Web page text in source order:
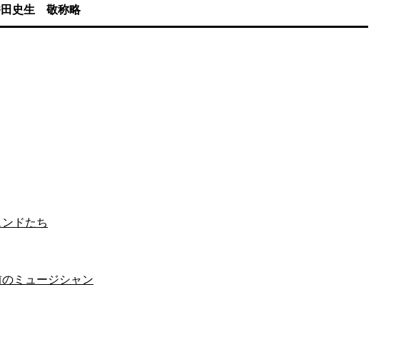
田史生 敬称略
ドたち
ミュージシャン